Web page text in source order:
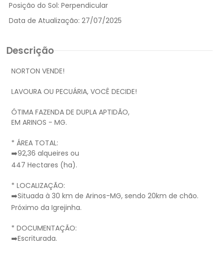
Posição do Sol: Perpendicular
Data de Atualização: 27/07/2025
Descrição
NORTON VENDE!
LAVOURA OU PECUÁRIA, VOCÊ DECIDE!
ÓTIMA FAZENDA DE DUPLA APTIDÃO,
EM ARINOS - MG.
* ÁREA TOTAL:
➡️92,36 alqueires ou
447 Hectares (ha).
* LOCALIZAÇÃO:
➡️Situada à 30 km de Arinos-MG, sendo 20km de chão.
Próximo da Igrejinha.
* DOCUMENTAÇÃO:
➡️Escriturada.